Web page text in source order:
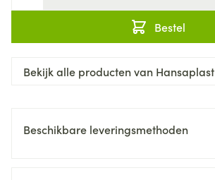
Bestel
Bekijk alle producten van Hansaplast
Beschikbare leveringsmethoden